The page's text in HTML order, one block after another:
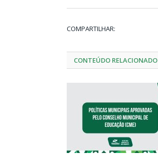
COMPARTILHAR:
CONTEÚDO RELACIONADO